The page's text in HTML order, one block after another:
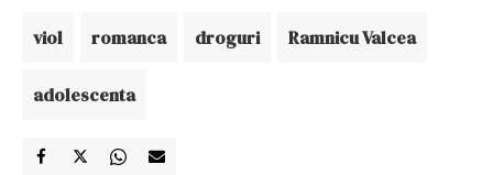
viol romanca droguri Ramnicu Valcea
adolescenta